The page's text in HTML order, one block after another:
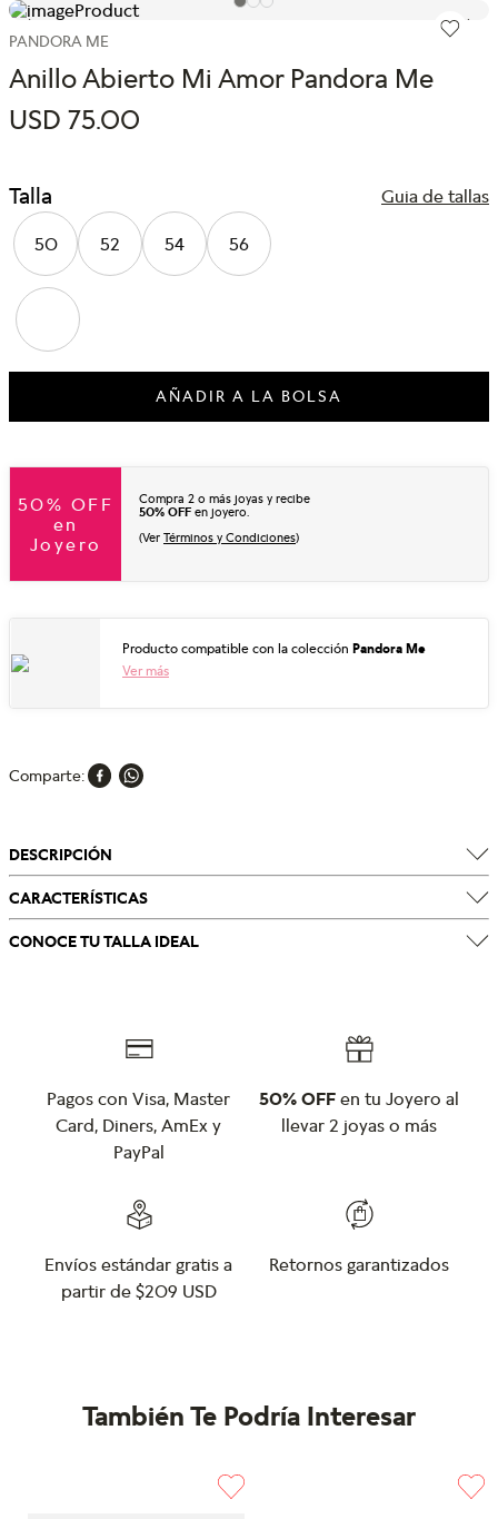
PANDORA ME
Anillo Abierto Mi Amor Pandora Me
USD 75.00
Talla Guia de tallas
50 52 54 56
AÑADIR A LA BOLSA
50% OFF
en
Joyero
Compra 2 o más joyas y recibe
50% OFF en joyero.
(Ver Términos y Condiciones)
Producto compatible con la colección Pandora Me
Ver más
Comparte
DESCRIPCIÓN
CARACTERÍSTICAS
CONOCE TU TALLA IDEAL
Pagos con Visa, Master
Card, Diners, AmEx y
PayPal
50% OFF en tu Joyero al
llevar 2 joyas o más
Envíos estándar gratis a
partir de $209 USD
Retornos garantizados
También Te Podría Interesar